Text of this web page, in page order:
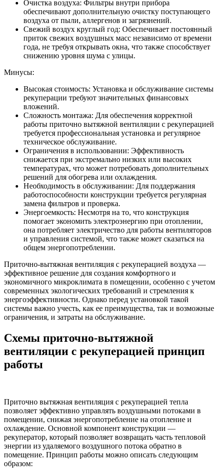
Очистка воздуха: Фильтры внутри прибора
обеспечивают дополнительную очистку поступающего
воздуха от пыли, аллергенов и загрязнений.
Свежий воздух круглый год: Обеспечивает постоянный
приток свежих воздушных масс независимо от времени
года, не требуя открывать окна, что также способствует
снижению уровня шума с улицы.
Минусы:
Высокая стоимость: Установка и обслуживание системы
рекуперации требуют значительных финансовых
вложений.
Сложность монтажа: Для обеспечения корректной
работы приточно вытяжной вентиляции с рекуперацией
требуется профессиональная установка и регулярное
техническое обслуживание.
Ограничения в использовании: Эффективность
снижается при экстремально низких или высоких
температурах, что может потребовать дополнительных
решений для обогрева или охлаждения.
Необходимость в обслуживании: Для поддержания
работоспособности конструкции требуется регулярная
замена фильтров и проверка.
Энергоемкость: Несмотря на то, что конструкция
помогает экономить электроэнергию при отоплении,
она потребляет электричество для работы вентиляторов
и управления системой, что также может сказаться на
общем энергопотреблении.
Приточно-вытяжная вентиляция с рекуперацией воздуха —
эффективное решение для создания комфортного и
экономичного микроклимата в помещении, особенно с учетом
современных экологических требований и стремления к
энергоэффективности. Однако перед установкой такой
системы важно учесть, как ее преимущества, так и возможные
ограничения, и затраты на обслуживание.
Схемы приточно-вытяжной
вентиляции с рекуперацией принцип
работы
Приточно вытяжная вентиляция с рекуперацией тепла
позволяет эффективно управлять воздушными потоками в
помещении, снижая энергопотребление на отопление и
охлаждение. Основной компонент конструкции —
рекуператор, который позволяет возвращать часть тепловой
энергии из удаляемого воздушного потока обратно в
помещение. Принцип работы можно описать следующим
образом: